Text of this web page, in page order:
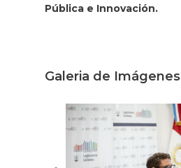
Pública e Innovación.
Galeria de Imágenes